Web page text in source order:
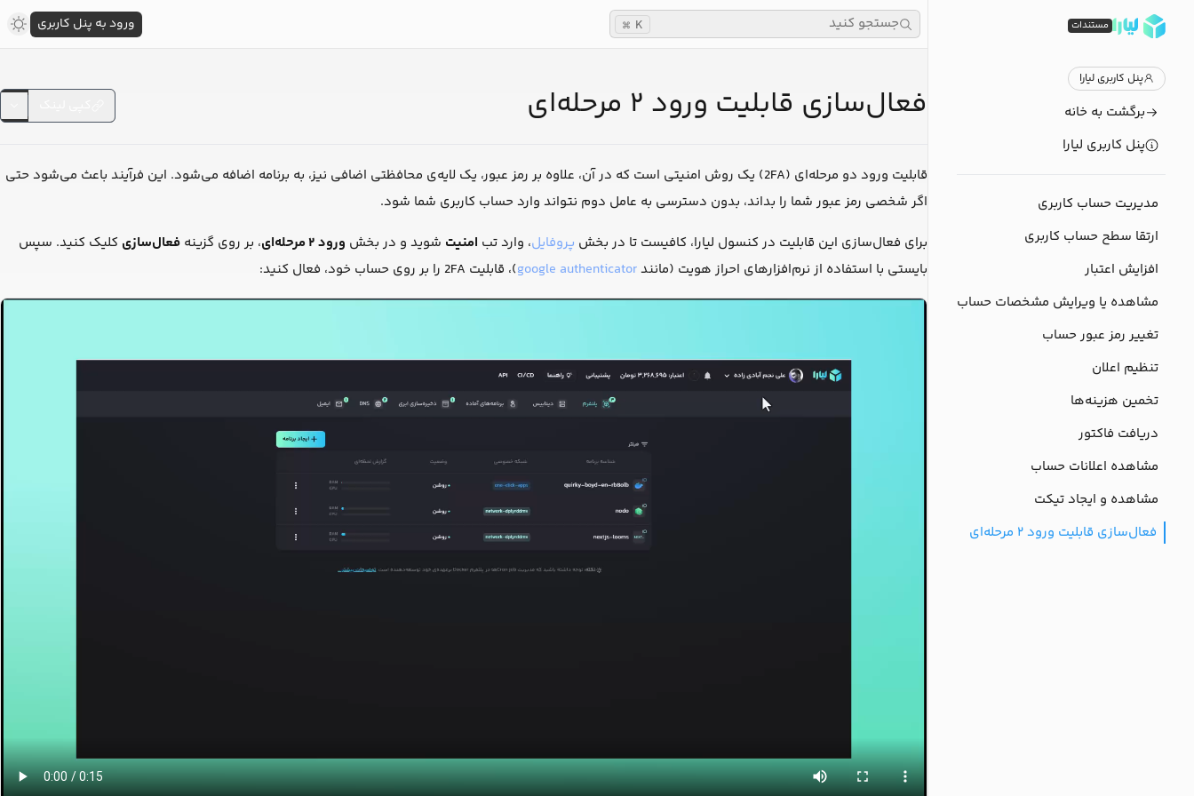
مستندات
پنل کاربری لیارا
برگشت به خانه
پنل کاربری لیارا
مدیریت حساب کاربری
ارتقا سطح حساب کاربری
افزایش اعتبار
مشاهده یا ویرایش مشخصات حساب
تغییر رمز عبور حساب
تنظیم اعلان
تخمین هزینه‌ها
دریافت فاکتور
مشاهده اعلانات حساب
مشاهده و ایجاد تیکت
فعال‌سازی قابلیت ورود ۲ مرحله‌ای
فعال‌سازی قابلیت ورود ۲ مرحله‌ای
قابلیت ورود دو مرحله‌ای (2FA) یک روش امنیتی است که در آن، علاوه بر رمز عبور، یک لایه‌ی محافظتی اضافی نیز، به برنامه اضافه می‌شود. این فرآیند باعث می‌شود حتی
اگر شخصی رمز عبور شما را بداند، بدون دسترسی به عامل دوم نتواند وارد حساب کاربری شما شود.
برای فعال‌سازی این قابلیت در کنسول لیارا، کافیست تا در بخش پروفایل، وارد تب امنیت شوید و در بخش ورود ۲ مرحله‌ای ، بر روی گزینه فعال‌سازی کلیک کنید. سپس
بایستی با استفاده از نرم‌افزارهای احراز هویت (مانندgoogle authenticator)، قابلیت 2FA را بر روی حساب خود، فعال کنید:
جستجو کنید K
⌘ ورود به پنل کاربری